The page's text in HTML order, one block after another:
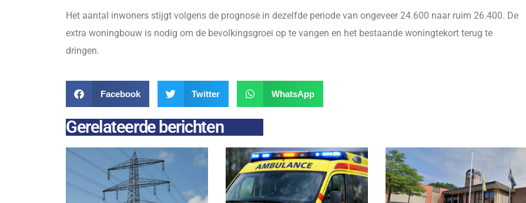
Het aantal inwoners stijgt volgens de prognose in dezelfde periode van ongeveer 24.600 naar ruim 26.400. De
extra woningbouw is nodig om de bevolkingsgroei op te vangen en het bestaande woningtekort terug te
dringen.
Facebook Twitter WhatsApp
Gerelateerde berichten